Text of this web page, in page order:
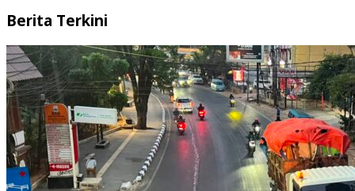
Berita Terkini